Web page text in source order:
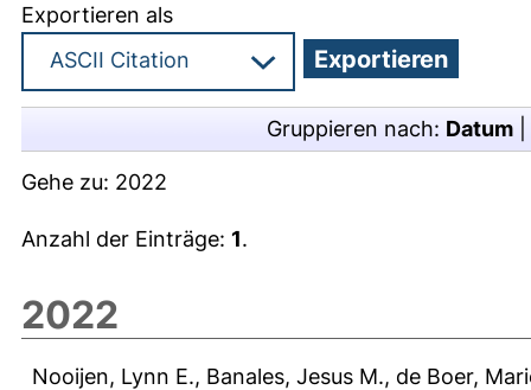
Exportieren als
Gruppieren nach: Datum
Gehe zu: 2022
Anzahl der Einträge: 1.
2022
Nooijen, Lynn E., Banales, Jesus M., de Boer,